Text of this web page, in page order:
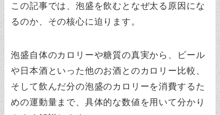
この記事では、泡盛を飲むとなぜ太る原因にな
るのか、その核心に迫ります。
泡盛自体のカロリーや糖質の真実から、ビール
や日本酒といった他のお酒とのカロリー比較、
そして飲んだ分の泡盛のカロリーを消費するた
めの運動量まで、具体的な数値を用いて分かり